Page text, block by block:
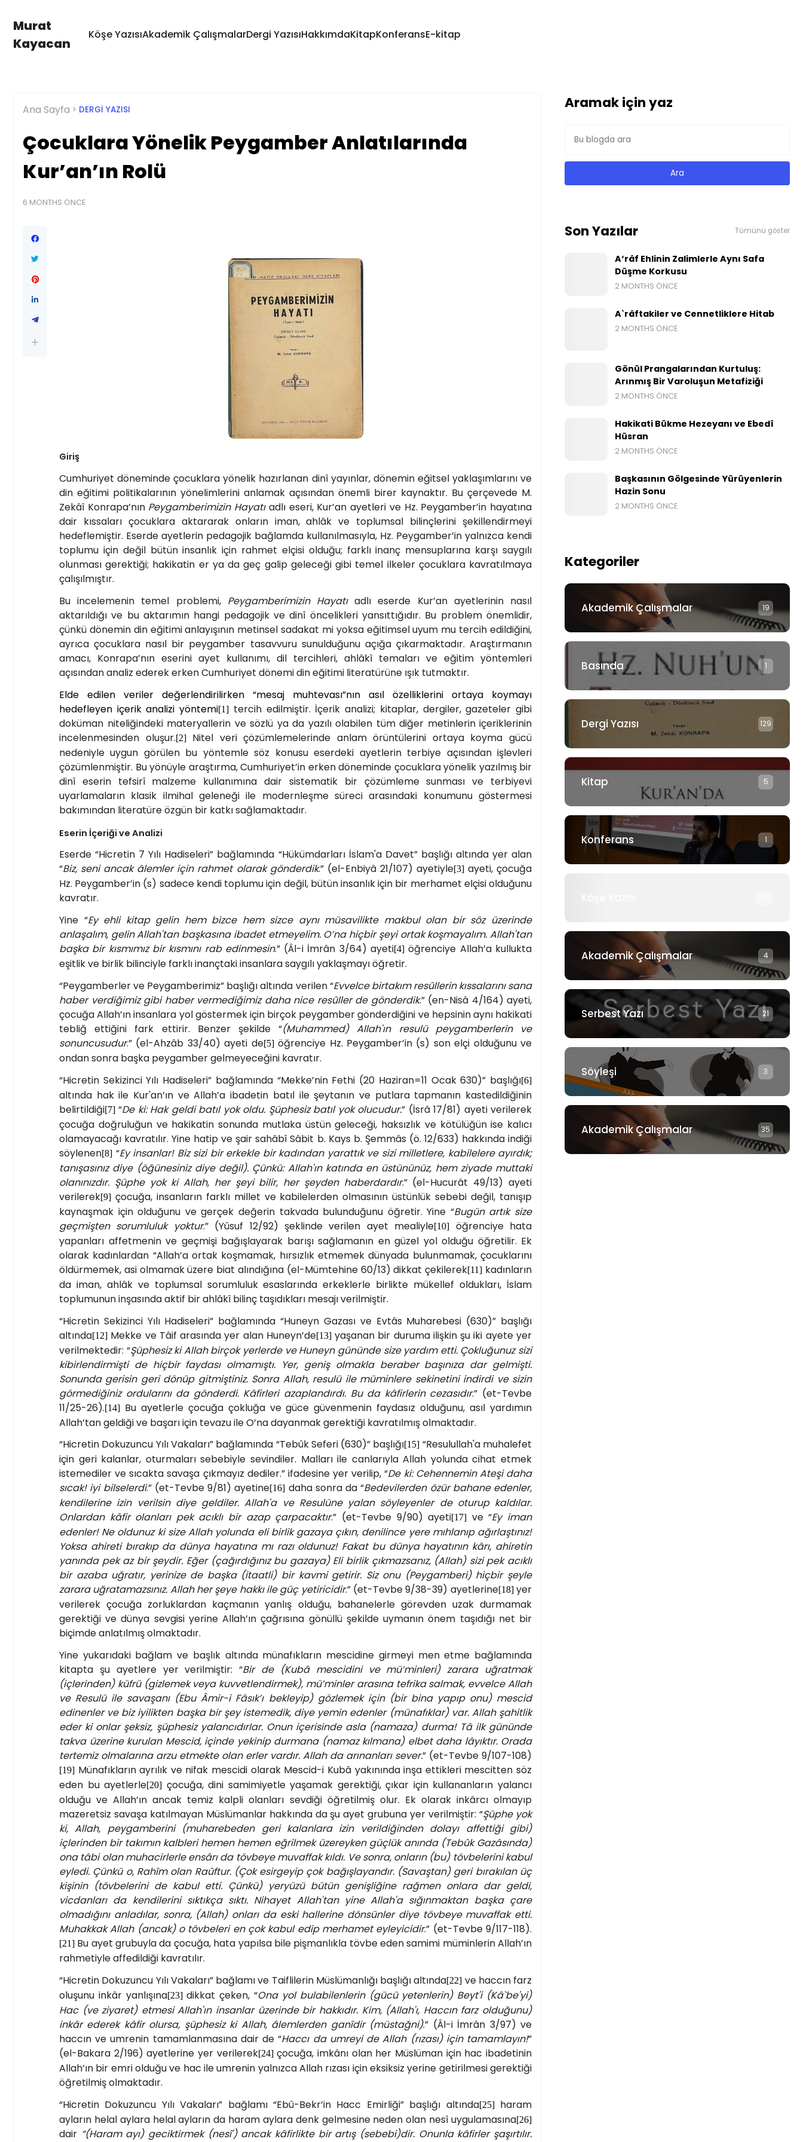
Murat
Kayacan
Köşe YazısıAkademik ÇalışmalarDergi YazısıHakkımdaKitapKonferansE-kitap
Ana Sayfa DERGI YAZISI
Çocuklara Yönelik Peygamber Anlatılarında
Kur’an’ın Rolü
6 MONTHS ÖNCE
Giriş
Cumhuriyet döneminde çocuklara yönelik hazırlanan dinî yayınlar, dönemin eğitsel yaklaşımlarını ve
din eğitimi politikalarının yönelimlerini anlamak açısından önemli birer kaynaktır. Bu çerçevede M.
Zekâî Konrapa’nın Peygamberimizin Hayatıadlı eseri, Kur’an ayetleri ve Hz. Peygamber’in hayatına
dair kıssaları çocuklara aktararak onların iman, ahlâk ve toplumsal bilinçlerini şekillendirmeyi
hedeflemiştir. Eserde ayetlerin pedagojik bağlamda kullanılmasıyla, Hz. Peygamber’in yalnızca kendi
toplumu için değil bütün insanlık için rahmet elçisi olduğu; farklı inanç mensuplarına karşı saygılı
olunması gerektiği; hakikatin er ya da geç galip geleceği gibi temel ilkeler çocuklara kavratılmaya
çalışılmıştır.
Bu incelemenin temel problemi, Peygamberimizin Hayatıadlı eserde Kur’an ayetlerinin nasıl
aktarıldığı ve bu aktarımın hangi pedagojik ve dinî öncelikleri yansıttığıdır. Bu problem önemlidir,
çünkü dönemin din eğitimi anlayışının metinsel sadakat mi yoksa eğitimsel uyum mu tercih edildiğini,
ayrıca çocuklara nasıl bir peygamber tasavvuru sunulduğunu açığa çıkarmaktadır. Araştırmanın
amacı, Konrapa’nın eserini ayet kullanımı, dil tercihleri, ahlâkî temaları ve eğitim yöntemleri
açısından analiz ederek erken Cumhuriyet dönemi din eğitimi literatürüne ışık tutmaktır.
Elde edilen veriler değerlendirilirken “mesaj muhtevası”nın asıl özelliklerini ortaya koymayı
hedefleyen içerik analizi yöntemi[1] tercih edilmiştir. İçerik analizi; kitaplar, dergiler, gazeteler gibi
doküman niteliğindeki materyallerin ve sözlü ya da yazılı olabilen tüm diğer metinlerin içeriklerinin
incelenmesinden oluşur.[2]Nitel veri çözümlemelerinde anlam örüntülerini ortaya koyma gücü
nedeniyle uygun görülen bu yöntemle söz konusu eserdeki ayetlerin terbiye açısından işlevleri
çözümlenmiştir. Bu yönüyle araştırma, Cumhuriyet’in erken döneminde çocuklara yönelik yazılmış bir
dinî eserin tefsirî malzeme kullanımına dair sistematik bir çözümleme sunması ve terbiyevi
uyarlamaların klasik ilmihal geleneği ile modernleşme süreci arasındaki konumunu göstermesi
bakımından literatüre özgün bir katkı sağlamaktadır.
Eserin İçeriği ve Analizi
Eserde “Hicretin 7 Yılı Hadiseleri” bağlamında “Hükümdarları İslam'a Davet” başlığı altında yer alan
“Biz, seni ancak âlemler için rahmet olarak gönderdik.” (el-Enbiyâ 21/107) ayetiyle[3]ayeti, çocuğa
Hz. Peygamber’in (s) sadece kendi toplumu için değil, bütün insanlık için bir merhamet elçisi olduğunu
kavratır.
Yine “Ey ehli kitap gelin hem bizce hem sizce aynı müsavilikte makbul olan bir söz üzerinde
anlaşalım, gelin Allah'tan başkasına ibadet etmeyelim. O’na hiçbir şeyi ortak koşmayalım. Allah'tan
başka bir kısmımız bir kısmını rab edinmesin.” (Âl-i İmrân 3/64) ayeti[4] öğrenciye Allah’a kullukta
eşitlik ve birlik bilinciyle farklı inançtaki insanlara saygılı yaklaşmayı öğretir.
“Peygamberler ve Peygamberimiz” başlığı altında verilen “Evvelce birtakım resûllerin kıssalarını sana
haber verdiğimiz gibi haber vermediğimiz daha nice resûller de gönderdik.” (en-Nisâ 4/164) ayeti,
çocuğa Allah’ın insanlara yol göstermek için birçok peygamber gönderdiğini ve hepsinin aynı hakikati
tebliğ ettiğini fark ettirir. Benzer şekilde “(Muhammed) Allah'ın resulü peygamberlerin ve
sonuncusudur.” (el-Ahzâb 33/40) ayeti de[5]öğrenciye Hz. Peygamber’in (s) son elçi olduğunu ve
ondan sonra başka peygamber gelmeyeceğini kavratır.
“Hicretin Sekizinci Yılı Hadiseleri” bağlamında “Mekke’nin Fethi (20 Haziran=11 Ocak 630)” başlığı[6]
altında hak ile Kur'an’ın ve Allah’a ibadetin batıl ile şeytanın ve putlara tapmanın kastedildiğinin
belirtildiği[7] “De ki: Hak geldi batıl yok oldu. Şüphesiz batıl yok olucudur.” (İsrâ 17/81) ayeti verilerek
çocuğa doğruluğun ve hakikatin sonunda mutlaka üstün geleceği, haksızlık ve kötülüğün ise kalıcı
olamayacağı kavratılır. Yine hatip ve şair sahâbî Sâbit b. Kays b. Şemmâs (ö. 12/633) hakkında indiği
söylenen[8] “Ey insanlar! Biz sizi bir erkekle bir kadından yarattık ve sizi milletlere, kabilelere ayırdık;
tanışasınız diye (öğünesiniz diye değil). Çünkü: Allah'ın katında en üstününüz, hem ziyade muttaki
olanınızdır. Şüphe yok ki Allah, her şeyi bilir, her şeyden haberdardır.” (el-Hucurât 49/13) ayeti
verilerek[9] çocuğa, insanların farklı millet ve kabilelerden olmasının üstünlük sebebi değil, tanışıp
kaynaşmak için olduğunu ve gerçek değerin takvada bulunduğunu öğretir. Yine “Bugün artık size
geçmişten sorumluluk yoktur.” (Yûsuf 12/92) şeklinde verilen ayet mealiyle[10]
öğrenciye hata
yapanları affetmenin ve geçmişi bağışlayarak barışı sağlamanın en güzel yol olduğu öğretilir. Ek
olarak kadınlardan “Allah’a ortak koşmamak, hırsızlık etmemek dünyada bulunmamak, çocuklarını
öldürmemek, asi olmamak üzere biat alındığına (el-Mümtehine 60/13) dikkat çekilerek[11] kadınların
da iman, ahlâk ve toplumsal sorumluluk esaslarında erkeklerle birlikte mükellef oldukları, İslam
toplumunun inşasında aktif bir ahlâkî bilinç taşıdıkları mesajı verilmiştir.
“Hicretin Sekizinci Yılı Hadiseleri” bağlamında “Huneyn Gazası ve Evtâs Muharebesi (630)” başlığı
altında[12] Mekke ve Tâif arasında yer alan Huneyn’de[13]yaşanan bir duruma ilişkin şu iki ayete yer
verilmektedir: “Şüphesiz ki Allah birçok yerlerde ve Huneyn gününde size yardım etti. Çokluğunuz sizi
kibirlendirmişti de hiçbir faydası olmamıştı. Yer, geniş olmakla beraber başınıza dar gelmişti.
Sonunda gerisin geri dönüp gitmiştiniz. Sonra Allah, resulü ile müminlere sekinetini indirdi ve sizin
görmediğiniz ordularını da gönderdi. Kâfirleri azaplandırdı. Bu da kâfirlerin cezasıdır.” (et-Tevbe
11/25-26).[14] Bu ayetlerle çocuğa çokluğa ve güce güvenmenin faydasız olduğunu, asıl yardımın
Allah’tan geldiği ve başarı için tevazu ile O’na dayanmak gerektiği kavratılmış olmaktadır.
“Hicretin Dokuzuncu Yılı Vakaları” bağlamında “Tebûk Seferi (630)” başlığı[15] “Resulullah'a muhalefet
için geri kalanlar, oturmaları sebebiyle sevindiler. Malları ile canlarıyla Allah yolunda cihat etmek
istemediler ve sıcakta savaşa çıkmayız dediler.” ifadesine yer verilip, “De ki: Cehennemin Ateşi daha
sıcak! iyi bilselerdi.” (et-Tevbe 9/81) ayetine[16] daha sonra da “Bedevilerden özür bahane edenler,
kendilerine izin verilsin diye geldiler. Allah'a ve Resulüne yalan söyleyenler de oturup kaldılar.
Onlardan kâfir olanları pek acıklı bir azap çarpacaktır.” (et-Tevbe 9/90) ayeti[17] ve “Ey iman
edenler! Ne oldunuz ki size Allah yolunda eli birlik gazaya çıkın, denilince yere mıhlanıp ağırlaştınız!
Yoksa ahireti bırakıp da dünya hayatına mı razı oldunuz! Fakat bu dünya hayatının kârı, ahiretin
yanında pek az bir şeydir. Eğer (çağırdığınız bu gazaya) Eli birlik çıkmazsanız, (Allah) sizi pek acıklı
bir azaba uğratır, yerinize de başka (itaatli) bir kavmi getirir. Siz onu (Peygamberi) hiçbir şeyle
zarara uğratamazsınız. Allah her şeye hakkı ile güç yetiricidir.” (et-Tevbe 9/38-39) ayetlerine[18]yer
verilerek çocuğa zorluklardan kaçmanın yanlış olduğu, bahanelerle görevden uzak durmamak
gerektiği ve dünya sevgisi yerine Allah’ın çağrısına gönüllü şekilde uymanın önem taşıdığı net bir
biçimde anlatılmış olmaktadır.
Yine yukarıdaki bağlam ve başlık altında münafıkların mescidine girmeyi men etme bağlamında
kitapta şu ayetlere yer verilmiştir: “Bir de (Kubâ mescidini ve mü’minleri) zarara uğratmak
(içlerinden) küfrü (gizlemek veya kuvvetlendirmek), mü’minler arasına tefrika salmak, evvelce Allah
ve Resulü ile savaşanı (Ebu Âmir-i Fâsık’ı bekleyip) gözlemek için (bir bina yapıp onu) mescid
edinenler ve biz iyilikten başka bir şey istemedik, diye yemin edenler (münafıklar) var. Allah şahitlik
eder ki onlar şeksiz, şüphesiz yalancıdırlar. Onun içerisinde asla (namaza) durma! Tâ ilk gününde
takva üzerine kurulan Mescid, içinde yekinip durmana (namaz kılmana) elbet daha lâyıktır. Orada
tertemiz olmalarına arzu etmekte olan erler vardır. Allah da arınanları sever.” (et-Tevbe 9/107-108)
[19] Münafıkların ayrılık ve nifak mescidi olarak Mescid-i Kubâ yakınında inşa ettikleri mescitten söz
eden bu ayetlerle[20] çocuğa, dini samimiyetle yaşamak gerektiği, çıkar için kullananların yalancı
olduğu ve Allah’ın ancak temiz kalpli olanları sevdiği öğretilmiş olur. Ek olarak inkârcı olmayıp
mazeretsiz savaşa katılmayan Müslümanlar hakkında da şu ayet grubuna yer verilmiştir: “Şüphe yok
ki, Allah, peygamberini (muharebeden geri kalanlara izin verildiğinden dolayı affettiği gibi)
içlerinden bir takımın kalbleri hemen hemen eğrilmek üzereyken güçlük anında (Tebûk Gazâsında)
ona tâbi olan muhacirlerle ensârı da tövbeye muvaffak kıldı. Ve sonra, onların (bu) tövbelerini kabul
eyledi. Çünkü o, Rahîm olan Raûftur. (Çok esirgeyip çok bağışlayandır. (Savaştan) geri bırakılan üç
kişinin (tövbelerini de kabul etti. Çünkü) yeryüzü bütün genişliğine rağmen onlara dar geldi,
vicdanları da kendilerini sıktıkça sıktı. Nihayet Allah'tan yine Allah'a sığınmaktan başka çare
olmadığını anladılar, sonra, (Allah) onları da eski hallerine dönsünler diye tövbeye muvaffak etti.
Muhakkak Allah (ancak) o tövbeleri en çok kabul edip merhamet eyleyicidir.” (et-Tevbe 9/117-118).
[21] Bu ayet grubuyla da çocuğa, hata yapılsa bile pişmanlıkla tövbe eden samimi müminlerin Allah’ın
rahmetiyle affedildiği kavratılır.
“Hicretin Dokuzuncu Yılı Vakaları” bağlamı ve Taiflilerin Müslümanlığı başlığı altında[22] ve haccın farz
oluşunu inkâr yanlışına[23]dikkat çeken, “Ona yol bulabilenlerin (gücü yetenlerin) Beyt'i (Kâ`be'yi)
Hac (ve ziyaret) etmesi Allah'ın insanlar üzerinde bir hakkıdır. Kim, (Allah'ı, Haccın farz olduğunu)
inkâr ederek kâfir olursa, şüphesiz ki Allah, âlemlerden ganîdir (müstağni).” (Âl-i İmrân 3/97) ve
haccın ve umrenin tamamlanmasına dair de “Haccı da umreyi de Allah (rızası) için tamamlayın!”
(el-Bakara 2/196) ayetlerine yer verilerek[24]çocuğa, imkânı olan her Müslüman için hac ibadetinin
Allah’ın bir emri olduğu ve hac ile umrenin yalnızca Allah rızası için eksiksiz yerine getirilmesi gerektiği
öğretilmiş olmaktadır.
“Hicretin Dokuzuncu Yılı Vakaları” bağlamı “Ebû-Bekr’in Hacc Emirliği” başlığı altında[25]haram
ayların helal aylara helal ayların da haram aylara denk gelmesine neden olan nesî uygulamasına[26]
dair “(Haram ayı) geciktirmek (nesî') ancak kâfirlikte bir artış (sebebi)dir. Onunla kâfirler şaşırtılır.
Aramak için yaz
Son Yazılar Tümünü göster
A‘râf Ehlinin Zalimlerle Aynı Safa
Düşme Korkusu
2 MONTHS ÖNCE
A`râftakiler ve Cennetliklere Hitab
2 MONTHS ÖNCE
Gönül Prangalarından Kurtuluş:
Arınmış Bir Varoluşun Metafiziği
2 MONTHS ÖNCE
Hakikati Bükme Hezeyanı ve Ebedî
Hüsran
2 MONTHS ÖNCE
Başkasının Gölgesinde Yürüyenlerin
Hazin Sonu
2 MONTHS ÖNCE
Kategoriler
Akademik Çalışmalar 19
Basında 1
Dergi Yazısı 129
Kitap 5
Konferans 1
Akademik Çalışmalar 4
Serbest Yazı 21
Söyleşi 3
Akademik Çalışmalar 35